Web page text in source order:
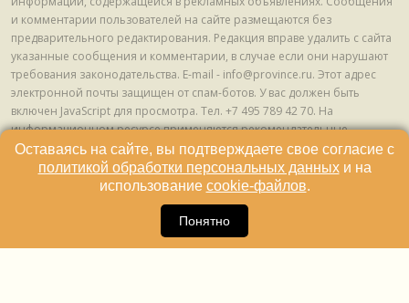
и комментарии пользователей на сайте размещаются без
предварительного редактирования. Редакция вправе удалить с сайта
указанные сообщения и комментарии, в случае если они нарушают
требования законодательства. E-mail - info@province.ru. Этот адрес
электронной почты защищен от спам-ботов. У вас должен быть
включен JavaScript для просмотра. Tел. +7 495 789 42 70. На
информационном ресурсе применяются рекомендательные
технологии (информационные технологии предоставления
информации на основе сбора, систематизации и анализа сведений,
относящихся к предпочтениям пользователей сети "Интернет",
находящихся на территории Российской Федерации) © ООО ИД
Оставаясь на сайте, вы подтверждаете свое согласие с
политикой обработки персональных данныхи на
использование cookie-файлов.
Понятно